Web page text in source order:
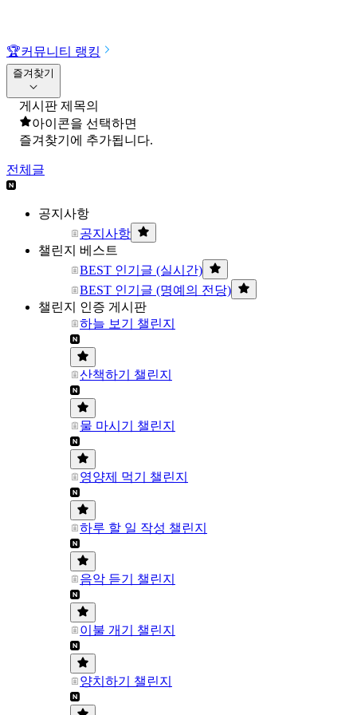
🏆커뮤니티 랭킹
즐겨찾기
게시판 제목의
아이콘을 선택하면
즐겨찾기에 추가됩니다.
전체글
공지사항
공지사항
챌린지 베스트
BEST 인기글 (실시간)
BEST 인기글 (명예의 전당)
챌린지 인증 게시판
하늘 보기 챌린지
산책하기 챌린지
물 마시기 챌린지
영양제 먹기 챌린지
하루 할 일 작성 챌린지
음악 듣기 챌린지
이불 개기 챌린지
양치하기 챌린지